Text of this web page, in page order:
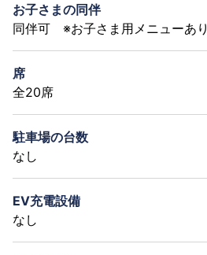
お子さまの同伴
同伴可 ※お子さま用メニューあり
席
全20席
駐車場の台数
なし
EV充電設備
なし